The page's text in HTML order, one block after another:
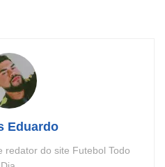
Eduardo
redator do site Futebol Todo